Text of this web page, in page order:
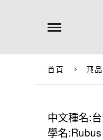
首頁 藏
中文種名:
學名